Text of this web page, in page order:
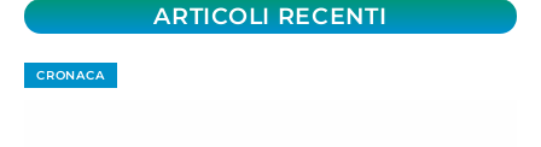
ARTICOLI RECENTI
CRONACA